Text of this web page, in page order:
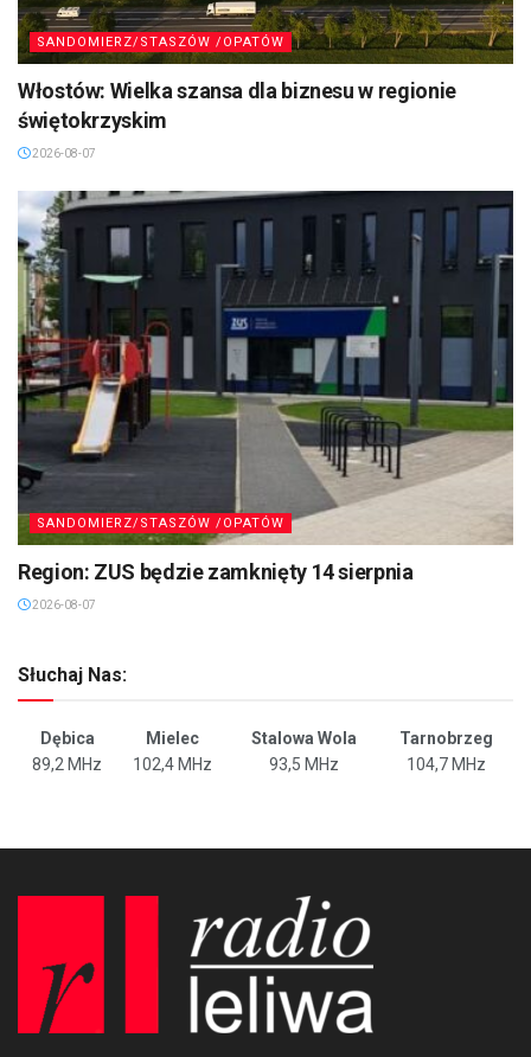
SANDOMIERZ/STASZÓW /OPATÓW
Włostów: Wielka szansa dla biznesu w regionie
świętokrzyskim
2026-08-07
SANDOMIERZ/STASZÓW /OPATÓW
Region: ZUS będzie zamknięty 14 sierpnia
2026-08-07
Słuchaj Nas:
Dębica Mielec Stalowa Wola
Tarnobrzeg
89,2 MHz
102,4 MHz 93,5 MHz 104,7 MHz